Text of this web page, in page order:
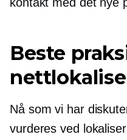
Beste
Nå som vi har
vurderes ved